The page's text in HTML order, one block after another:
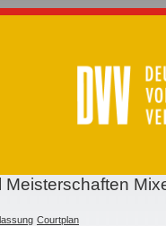
Courtplan